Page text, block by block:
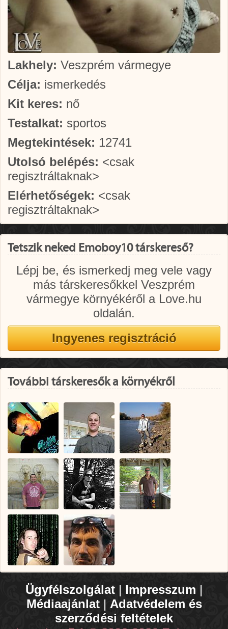
Lakhely: Veszprém vármegye
Célja: ismerkedés
Kit keres: nő
Testalkat: sportos
Megtekintések: 12741
Utolsó belépés: <csak
regisztráltaknak>
Elérhetőségek: <csak
regisztráltaknak>
Tetszik neked Emoboy10 társkereső?
Lépj be, és ismerkedj meg vele vagy
más társkeresőkkel Veszprém
vármegye környékéről a Love.hu
oldalán.
További társkeresők a környékről
Ügyfélszolgálat | Impresszum |
Médiaajánlat| Adatvédelem és
szerződési feltételek